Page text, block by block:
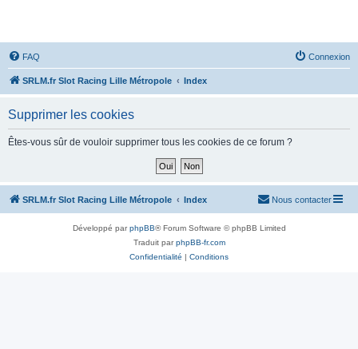
FAQ Connexion
SRLM.fr Slot Racing Lille Métropole Index
Supprimer les cookies
Êtes-vous sûr de vouloir supprimer tous les cookies de ce forum ?
SRLM.fr Slot Racing Lille Métropole Index Nous contacter
Développé parphpBB® Forum Software © phpBB Limited
Traduit parphpBB-fr.com
Confidentialité | Conditions